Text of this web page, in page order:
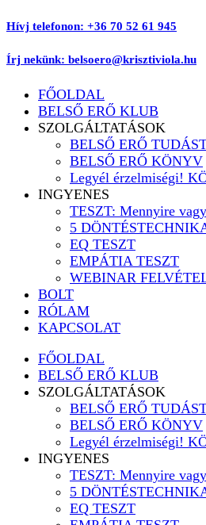
Ugrás
tartalomhoz
Hívj telefonon: +36 70 52 61 945
Írj nekünk: belsoero@krisztiviola.hu
FŐOLDAL
BELSŐ ERŐ KLUB
SZOLGÁLTATÁSOK
BELSŐ ERŐ
BELSŐ ERŐ KÖNYV
Legyél érzelmiségi!
INGYENES
TESZT: Mennyire
5
EQ TESZT
EMPÁTIA TESZT
WEBINAR
BOLT
RÓLAM
KAPCSOLAT
FŐOLDAL
BELSŐ ERŐ KLUB
SZOLGÁLTATÁSOK
BELSŐ ERŐ
BELSŐ ERŐ KÖNYV
Legyél érzelmiségi!
INGYENES
TESZT: Mennyire
5
EQ TESZT